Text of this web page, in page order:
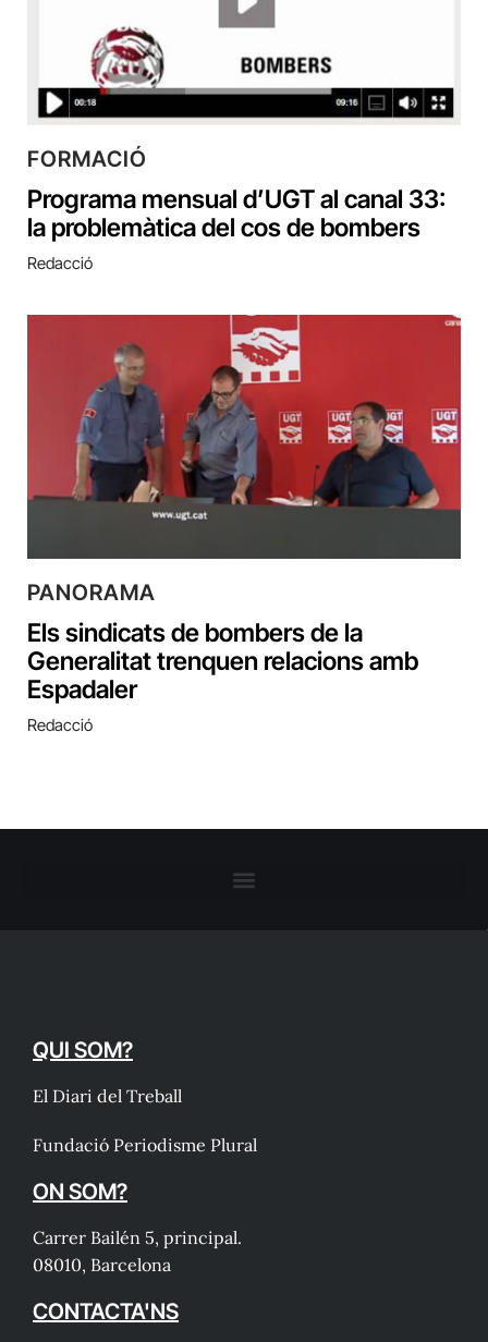
FORMACIÓ
Programa mensual d’UGT al canal 33:
la problemàtica del cos de bombers
Redacció
PANORAMA
Els sindicats de bombers de la
Generalitat trenquen relacions amb
Espadaler
Redacció
QUI SOM?
El Diari del Treball
Fundació Periodisme Plural
ON SOM?
Carrer Bailén 5, principal.
08010, Barcelona
CONTACTA'NS